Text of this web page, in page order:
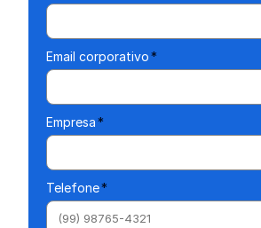
Email corporativo*
Empresa*
Telefone*